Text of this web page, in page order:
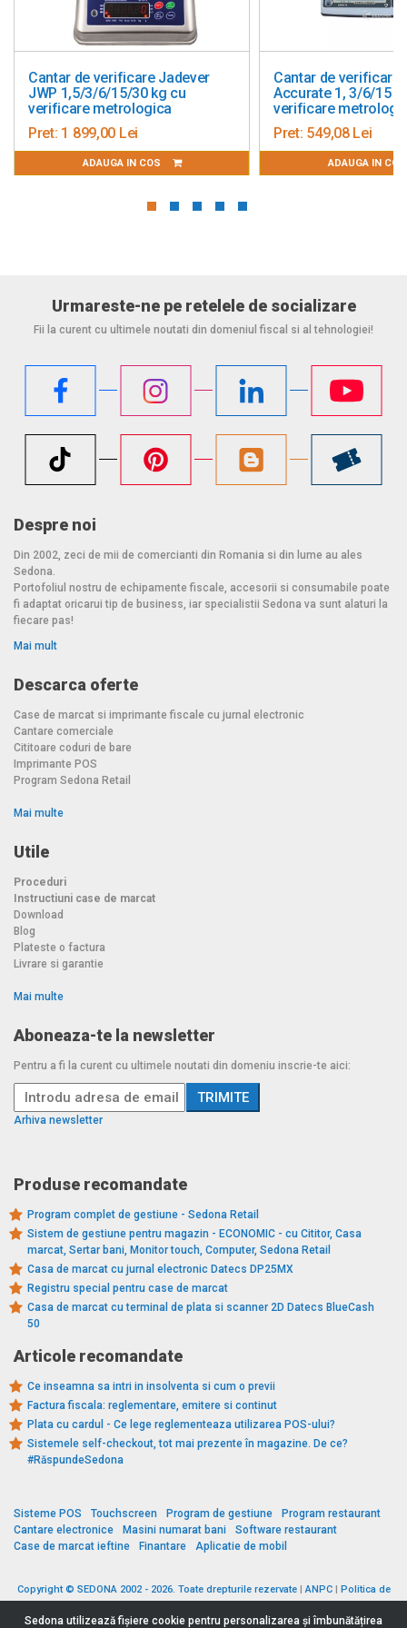
cu
Cantar de verificare Adpos
Accurate 1, 3/6/15 kg cu
verificare metrologica
Pret:
ADAUGA IN COS
cu
Pret:
Urmareste-ne pe retelele de socializare
Fii la curent cu ultimele noutati din domeniul fiscal si al tehnologiei!
Despre noi
Din 2002, zeci de mii de comercianti din Romania si din lume au ales
Sedona.
Portofoliul nostru de echipamente fiscale, accesorii si consumabile poate
fi adaptat oricarui tip de business, iar specialistii Sedona va sunt alaturi la
fiecare pas!
Mai mult
Descarca oferte
Case de marcat si imprimante fiscale cu jurnal electronic
Cantare comerciale
Cititoare coduri de bare
Imprimante POS
Program Sedona Retail
Mai multe
Utile
Proceduri
Instructiuni case de marcat
Download
Blog
Plateste o factura
Livrare si garantie
Mai multe
Aboneaza-te la newsletter
Pentru a fi la curent cu ultimele noutati din domeniu inscrie-te aici:
Arhiva newsletter
Produse recomandate
Program complet de gestiune - Sedona Retail
Sistem de gestiune pentru magazin - ECONOMIC - cu Cititor, Casa
marcat, Sertar bani, Monitor touch, Computer, Sedona Retail
Casa de marcat cu jurnal electronic Datecs DP25MX
Registru special pentru case de marcat
Casa de marcat cu terminal de plata si scanner 2D Datecs BlueCash
50
Articole recomandate
Ce inseamna sa intri in insolventa si cum o previi
Factura fiscala: reglementare, emitere si continut
Plata cu cardul - Ce lege reglementeaza utilizarea POS-ului?
Sistemele self-checkout, tot mai prezente în magazine. De ce?
#RăspundeSedona
Sisteme POS Touchscreen Program de gestiune
Program restaurant
Cantare electronice
Masini numarat bani
Software restaurant
Case de marcat ieftine
Finantare Aplicatie de mobil
Copyright © SEDONA 2002 - 2026. Toate drepturile rezervate|ANPC| Politica de
Sedona utilizează fişiere cookie pentru personalizarea și îmbunătățirea